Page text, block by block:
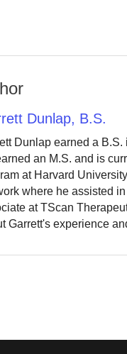
Dunlap, B.S.
Dunlap earned a
an M.S. and is
at Harvard
where he assisted
at TScan
Garrett's experience